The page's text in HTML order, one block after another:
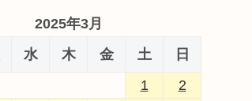
2025年3月
水 木 金 土
日
1
2